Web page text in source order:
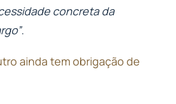
concreta da
.
ainda tem obrigação de